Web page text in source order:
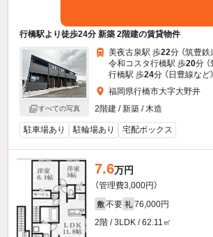
行橋駅より徒歩24分 新築 2階建の賃貸物件
すべての写真
美夜古泉駅 歩22分 （筑豊鉄
令和コスタ行橋駅 歩20分
行橋駅 歩24分 （日豊線など）
福岡県行橋市大字大野井
2階建 / 新築 / 木造
駐車場あり 駐輪場あり 宅配ボックス
7.6万円
（管理費3,000円）
敷 不要 礼 76,000円
2階 / 3LDK / 62.11㎡